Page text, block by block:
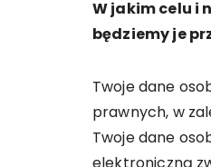
W jakim celu i
będziemy je
Twoje dane
prawnych, w
Twoje dane